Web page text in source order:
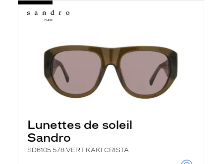
Lunettes de soleil
Sandro
SD6105 578 VERT KAKI CRISTA